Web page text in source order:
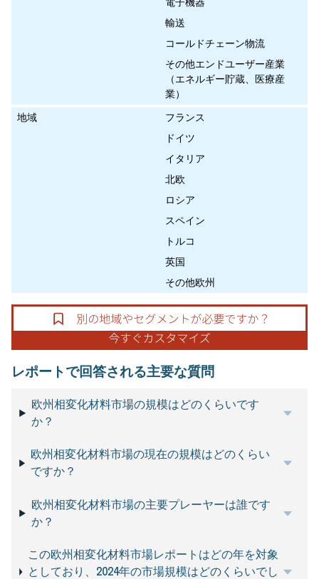
輸送
コールドチェーン物流
その他エンドユーザー産業
（エネルギー貯蔵、医療産
業）
地域
フランス
ドイツ
イタリア
北欧
ロシア
スペイン
トルコ
英国
その他欧州
レポートで回答される主要な質問
欧州相変化材料市場の規模はどのくらいです
か？
欧州相変化材料市場の現在の規模はどのくらい
ですか？
欧州相変化材料市場の主要プレーヤーは誰です
か？
この欧州相変化材料市場レポートはどの年を対象
としており、2024年の市場規模はどのくらいでし